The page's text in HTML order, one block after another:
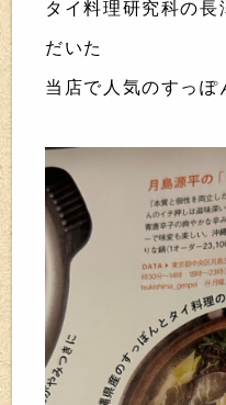
タイ料理研究科の長
だいた
当店で人気のすっぽ